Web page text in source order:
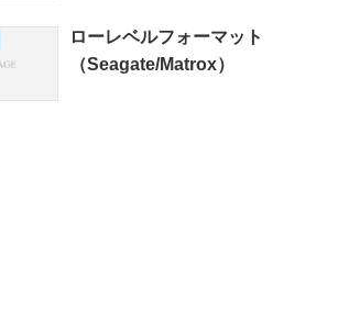
ローレベルフォーマット
（Seagate/Matrox）